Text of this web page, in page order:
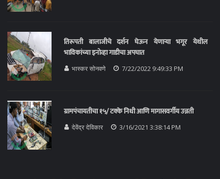
तिरूपती बालाजीचे दर्शन घेऊन येणाऱ्या भगूर येथील
भाविकांच्या इनोव्हा गाडीचा अपघात
भास्कर सोनवणे 7/22/2022 9:49:33 PM
ग्रामपंचायतीचा १५/ टक्के निधी आणि मागासवर्गीय उन्नती
देवेंद्र देविकार 3/16/2021 3:38:14 PM